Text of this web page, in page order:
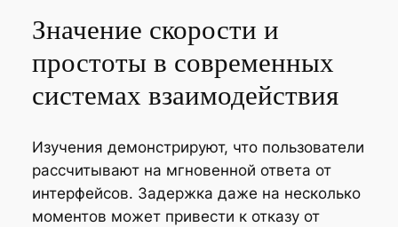
Значение скорости и
простоты в современных
системах взаимодействия
Изучения демонстрируют, что пользователи
рассчитывают на мгновенной ответа от
интерфейсов. Задержка даже на несколько
моментов может привести к отказу от